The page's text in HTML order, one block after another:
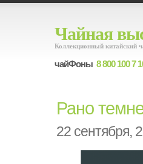
Чайная
Коллекционный китайский
чайФоны 8 800 100 7
Рано
22 сентября,